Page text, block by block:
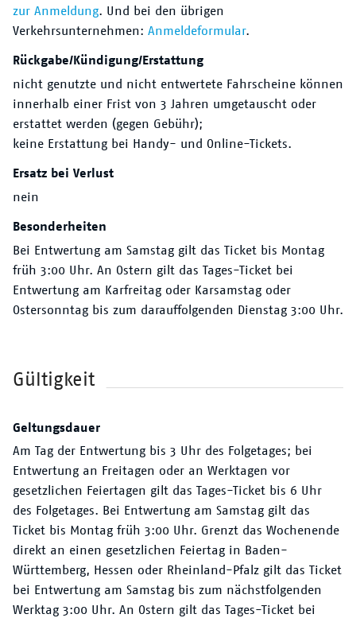
zur Anmeldung. Und bei den übrigen
Verkehrsunternehmen: Anmeldeformular.
Rückgabe/Kündigung/Erstattung
nicht genutzte und nicht entwertete Fahrscheine können
innerhalb einer Frist von 3 Jahren umgetauscht oder
erstattet werden (gegen Gebühr);
keine Erstattung bei Handy- und Online-Tickets.
Ersatz bei Verlust
nein
Besonderheiten
Bei Entwertung am Samstag gilt das Ticket bis Montag
früh 3:00 Uhr. An Ostern gilt das Tages-Ticket bei
Entwertung am Karfreitag oder Karsamstag oder
Ostersonntag bis zum darauffolgenden Dienstag 3:00 Uhr.
Gültigkeit
Geltungsdauer
Am Tag der Entwertung bis 3 Uhr des Folgetages; bei
Entwertung an Freitagen oder an Werktagen vor
gesetzlichen Feiertagen gilt das Tages-Ticket bis 6 Uhr
des Folgetages. Bei Entwertung am Samstag gilt das
Ticket bis Montag früh 3:00 Uhr. Grenzt das Wochenende
direkt an einen gesetzlichen Feiertag in Baden-
Württemberg, Hessen oder Rheinland-Pfalz gilt das Ticket
bei Entwertung am Samstag bis zum nächstfolgenden
Werktag 3:00 Uhr. An Ostern gilt das Tages-Ticket bei